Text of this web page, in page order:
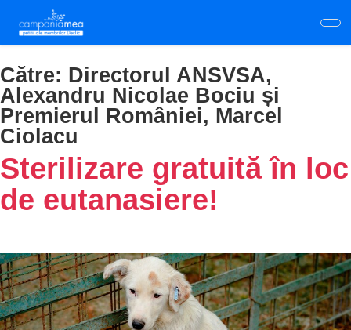
main
content
Către: Directorul ANSVSA,
Alexandru Nicolae Bociu și
Premierul României, Marcel
Ciolacu
Sterilizare gratuită în loc
de eutanasiere!